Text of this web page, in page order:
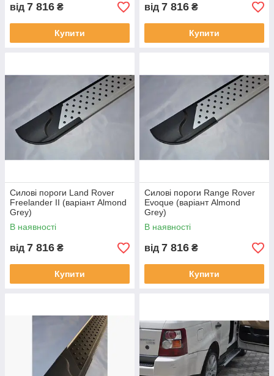
від 7 816 ₴
Купити
від 7 816 ₴
Купити
Силові пороги Land Rover
Freelander II (варіант Almond
Grey)
В наявності
від 7 816 ₴
Купити
Силові пороги Range Rover
Evoque (варіант Almond
Grey)
В наявності
від 7 816 ₴
Купити